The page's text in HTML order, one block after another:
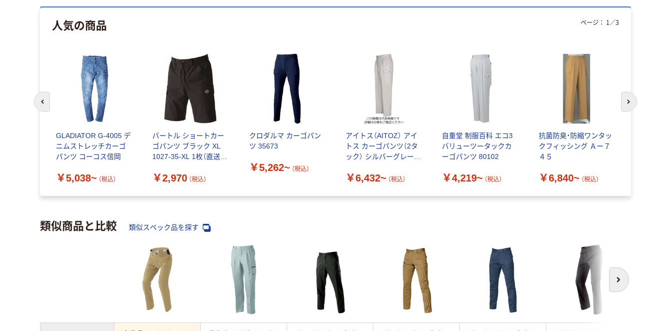
人気の商品
GLADIATOR G-4005 デ
ニムストレッチカーゴ
パンツ コーコス信岡
￥5,038~ （税込）
バートル ショートカー
ゴパンツ ブラック XL
1027-35-XL 1枚（直送
￥2,970 （税込）
クロダルマ カーゴパン
ツ 35673
￥5,262~ （税込）
アイトス（AITOZ） アイ
トス カーゴパンツ（2タ
ック） シルバーグレー
￥6,432~ （税込）
自重堂 制服百科 エコ3
バリューツータックカ
ーゴパンツ 80102
￥4,219~ （税込）
抗菌防臭・防縮ワンタッ
クフィッシング Ａー７
４５
￥6,840~ （税込）
ページ： 1 ／3
前のスライドへ 次のスライド
類似商品と比較 類似スペック品を探す
次へ